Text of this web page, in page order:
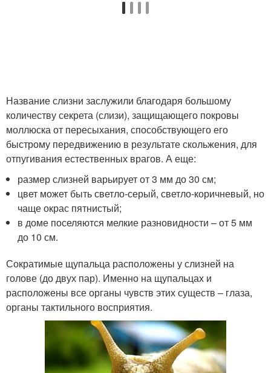
Название слизни заслужили благодаря большому
количеству секрета (слизи), защищающего покровы
моллюска от пересыхания, способствующего его
быстрому передвижению в результате скольжения, для
отпугивания естественных врагов. А еще:
размер слизней варьирует от 3 мм до 30 см;
цвет может быть светло-серый, светло-коричневый, но
чаще окрас пятнистый;
в доме поселяются мелкие разновидности – от 5 мм
до 10 см.
Сократимые щупальца расположены у слизней на
голове (до двух пар). Именно на щупальцах и
расположены все органы чувств этих существ – глаза,
органы тактильного восприятия.